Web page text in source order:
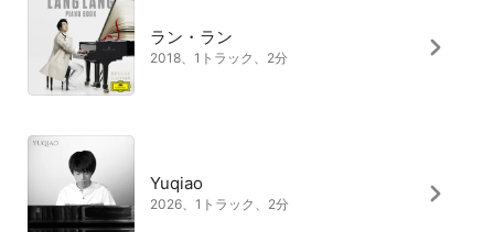
ラン・ラン
2018、1トラック、2分
Yuqiao
2026、1トラック、2分